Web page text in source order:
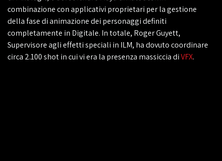
combinazione con applicativi proprietari per la gestione
della fase di animazione dei personaggi definiti
completamente in Digitale. In totale, Roger Guyett,
Supervisore agli effetti speciali in ILM, ha dovuto coordinare
circa 2.100 shot in cui vi era la presenza massiccia diVFX.